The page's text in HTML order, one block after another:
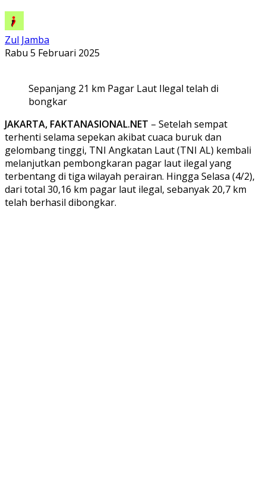
Zul Jamba
Rabu 5 Februari 2025
Sepanjang 21 km Pagar Laut Ilegal telah di
bongkar
JAKARTA, FAKTANASIONAL.NET – Setelah sempat
terhenti selama sepekan akibat cuaca buruk dan
gelombang tinggi, TNI Angkatan Laut (TNI AL) kembali
melanjutkan pembongkaran pagar laut ilegal yang
terbentang di tiga wilayah perairan. Hingga Selasa (4/2),
dari total 30,16 km pagar laut ilegal, sebanyak 20,7 km
telah berhasil dibongkar.